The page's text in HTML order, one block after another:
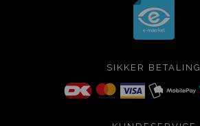
SIKKER BETALING